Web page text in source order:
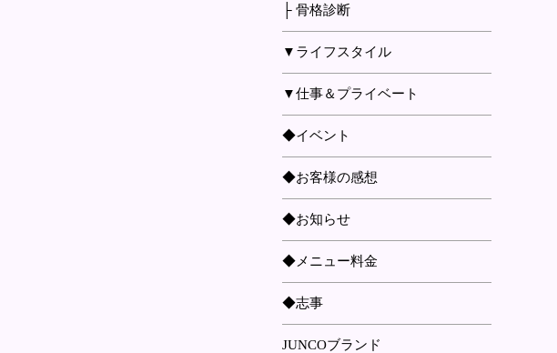
├ 骨格診断
▼ライフスタイル
▼仕事＆プライベート
◆イベント
◆お客様の感想
◆お知らせ
◆メニュー料金
◆志事
JUNCOブランド